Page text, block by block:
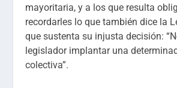
mayoritaria, y a los que resulta
recordarles lo que también dice la
que sustenta su injusta decisión:
legislador implantar una
colectiva”.